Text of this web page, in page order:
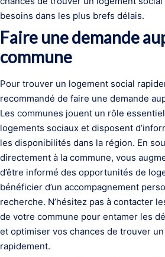
besoins dans les plus brefs délais.
Faire une demande
commune
Pour trouver un logement social
recommandé de faire une demande
Les communes jouent un rôle
logements sociaux et disposent
les disponibilités dans la région. En
directement à la commune, vous
d’être informé des opportunités de
bénéficier d’un accompagnement
recherche. N’hésitez pas à contacter
de votre commune pour entamer les
et optimiser vos chances de trouver
rapidement.